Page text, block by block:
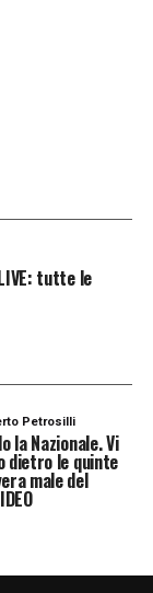
tutte le
Petrosilli
la Nazionale. Vi
dietro le quinte
male del